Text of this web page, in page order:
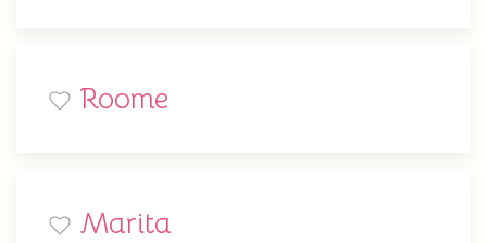
Roome
Marita